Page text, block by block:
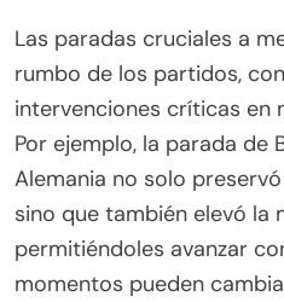
Las paradas cruciales a
rumbo de los partidos,
intervenciones críticas en
Por ejemplo, la parada de
Alemania no solo
sino que también elevó la
permitiéndoles avanzar
momentos pueden